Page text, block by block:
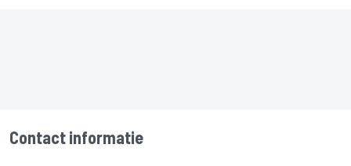
Contact informatie